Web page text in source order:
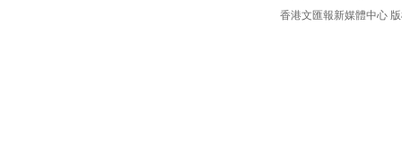
香港文匯報新媒體中心